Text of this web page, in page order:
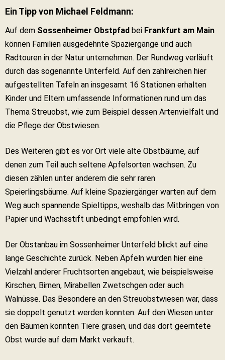
Ein Tipp von Michael Feldmann:
Auf dem Sossenheimer Obstpfad bei Frankfurt am Main
können Familien ausgedehnte Spaziergänge und auch
Radtouren in der Natur unternehmen. Der Rundweg verläuft
durch das sogenannte Unterfeld. Auf den zahlreichen hier
aufgestellten Tafeln an insgesamt 16 Stationen erhalten
Kinder und Eltern umfassende Informationen rund um das
Thema Streuobst, wie zum Beispiel dessen Artenvielfalt und
die Pflege der Obstwiesen.
Des Weiteren gibt es vor Ort viele alte Obstbäume, auf
denen zum Teil auch seltene Apfelsorten wachsen. Zu
diesen zählen unter anderem die sehr raren
Speierlingsbäume. Auf kleine Spaziergänger warten auf dem
Weg auch spannende Spieltipps, weshalb das Mitbringen von
Papier und Wachsstift unbedingt empfohlen wird.
Der Obstanbau im Sossenheimer Unterfeld blickt auf eine
lange Geschichte zurück. Neben Äpfeln wurden hier eine
Vielzahl anderer Fruchtsorten angebaut, wie beispielsweise
Kirschen, Birnen, Mirabellen Zwetschgen oder auch
Walnüsse. Das Besondere an den Streuobstwiesen war, dass
sie doppelt genutzt werden konnten. Auf den Wiesen unter
den Bäumen konnten Tiere grasen, und das dort geerntete
Obst wurde auf dem Markt verkauft.